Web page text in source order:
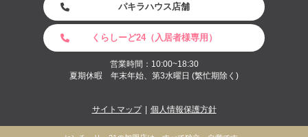
パキラハウス店舗
くらしーど24（入居者様専用）
営業時間：10:00~18:30
夏期休暇 年末年始、第3水曜日 (繁忙期除く)
サイトマップ 個人情報保護方針